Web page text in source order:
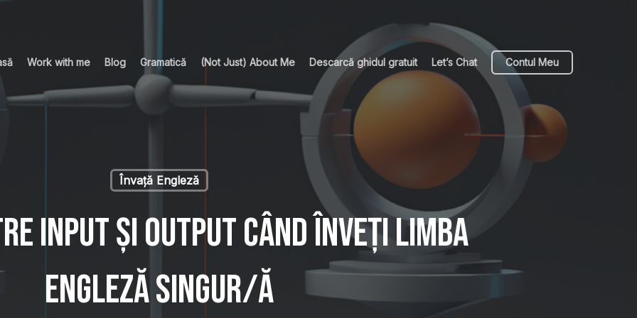
Work with me Blog Gramatică (Not Just) About Me Descarcă ghidul gratuit Let’s Chat Contul Meu
Învață Engleză
input și output când înveți limba
engleză singur/ă